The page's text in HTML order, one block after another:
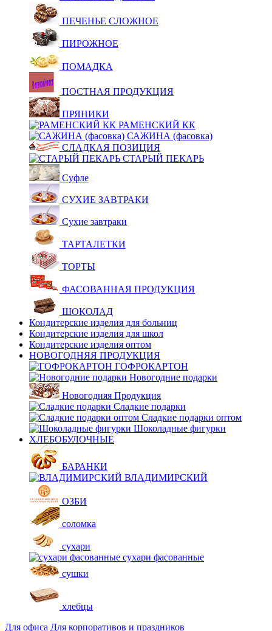
ПЕЧЕНЬЕ СЛОЖНОЕ
ПИРОЖНОЕ
ПОМАДКА
ПОСТНАЯ ПРОДУКЦИЯ
ПРЯНИКИ
РАМЕНСКИЙ КК
САЖИНА (фасовка)
СЛАДКАЯ ПОЗИЦИЯ
СТАРЫЙ ПЕКАРЬ
Суфле
СУХИЕ ЗАВТРАКИ
Сухие завтраки
ТАРТАЛЕТКИ
ТОРТЫ
ФАСОВАННАЯ ПРОДУКЦИЯ
ШОКОЛАД
Кондитерские изделия для больниц
Кондитерские изделия для школ
Кондитерские изделия оптом
НОВОГОДНЯЯ ПРОДУКЦИЯ
ГОФРОКАРТОН
Новогодние подарки
Новогодняя Продукция
Сладкие подарки
Сладкие подарки оптом
Шоколадные фигурки
ХЛЕБОБУЛОЧНЫЕ
БАРАНКИ
ВЛАДИМИРСКИЙ
ОЗБИ
соломка
сухари
сухари фасованные
сушки
хлебцы
Для офиса Для корпоративов и праздников